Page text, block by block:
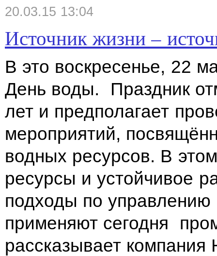
20.03.15 13:04
Источник жизни –
В это воскресенье, 22
День воды. Праздник
лет и предполагает
мероприятий,
водных ресурсов. В
ресурсы и устойчивое
подходы по
применяют сегодня
рассказывает компания